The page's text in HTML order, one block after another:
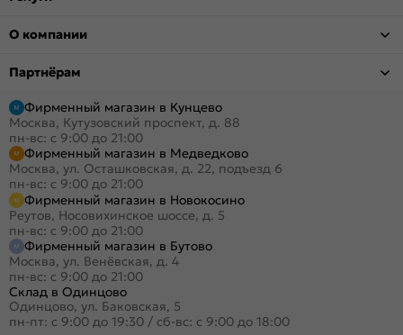
О компании
Партнёрам
Фирменный магазин в Кунцево
Москва, Кутузовский проспект, д. 88
пн-вс: с 9:00 до 21:00
Фирменный магазин в Медведково
Москва, ул. Осташковская, д. 22, подъезд 6
пн-вс: с 9:00 до 21:00
Фирменный магазин в Новокосино
Реутов, Носовихинское шоссе, д. 5
пн-вс: с 9:00 до 21:00
Фирменный магазин в Бутово
Москва, ул. Венёвская, д. 4
пн-вс: с 9:00 до 21:00
Склад в Одинцово
Одинцово, ул. Баковская, 5
пн-пт: с 9:00 до 19:30 / сб-вс: с 9:00 до 18:00